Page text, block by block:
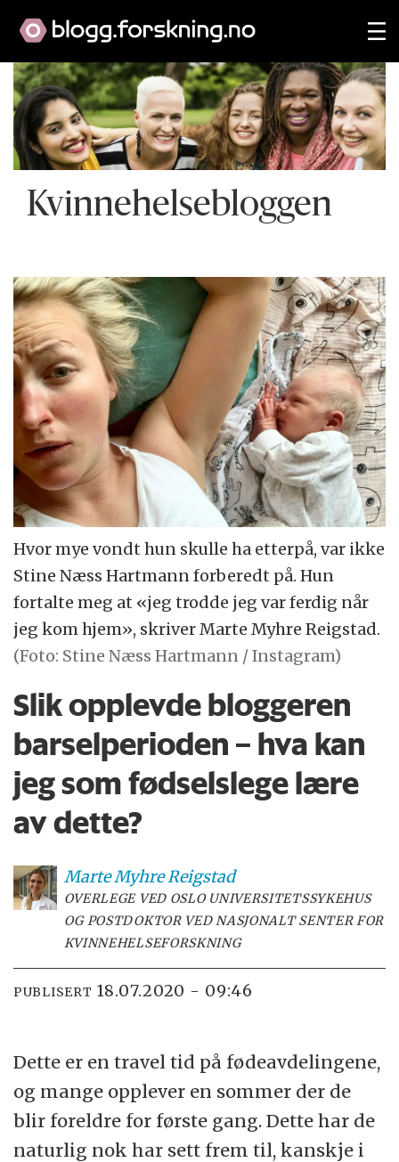
Kvinnehelsebloggen
Hvor mye vondt hun skulle ha etterpå, var ikke
Stine Næss Hartmann forberedt på. Hun
fortalte meg at «jeg trodde jeg var ferdig når
jeg kom hjem», skriver Marte Myhre Reigstad.
(Foto: Stine Næss Hartmann / Instagram)
Slik opplevde bloggeren
barselperioden – hva kan
jeg som fødselslege lære
av dette?
Marte MyhreReigstad
OVERLEGE VED OSLO UNIVERSITETSSYKEHUS
OG POSTDOKTOR VED NASJONALT SENTER FOR
KVINNEHELSEFORSKNING
PUBLISERT 18.07.2020 - 09:46
Dette er en travel tid på fødeavdelingene,
og mange opplever en sommer der de
blir foreldre for første gang. Dette har de
naturlig nok har sett frem til, kanskje i